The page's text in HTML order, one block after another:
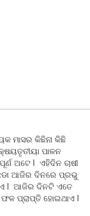
ମାସର କିଛିନା କିଛି
ପାଳନ
ଅଟେ l ଏହିଦିନ ଚାଷୀ
ଆଜିର ଦିନରେ ପ୍ରଭୁ
l ଆଜିର ଦିନଟି ଏତେ
ପ୍ରାପ୍ତି ହୋଇଥାଏ l